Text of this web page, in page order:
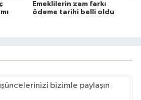
Emeklilerin zam farkı
ödeme tarihi belli oldu